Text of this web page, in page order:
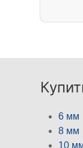
6 мм
8 мм
10